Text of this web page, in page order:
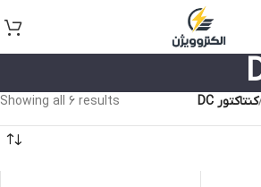
کنتاکتور DC Showing all 6 results